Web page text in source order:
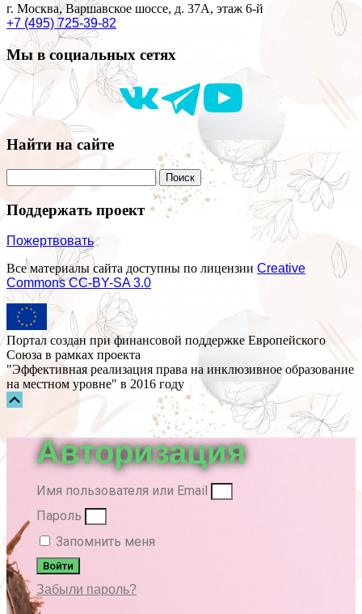
г. Москва, Варшавское шоссе, д. 37А, этаж 6-й
+7 (495) 725-39-82
Мы в социальных сетях
Найти на сайте
Поддержать проект
Пожертвовать
Все материалы сайта доступны по лицензии Creative
Commons СС-BY-SA 3.0
Портал создан при финансовой поддержке Европейского
Союза в рамках проекта
"Эффективная реализация права на инклюзивное образование
на местном уровне" в 2016 году
Авторизация
Имя пользователя или Email
Пароль
Запомнить меня
Войти
Забыли пароль?